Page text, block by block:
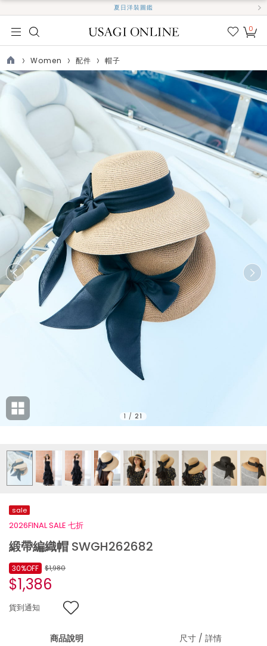
夏日洋裝圖鑑
我的
0
TOP
Women 配件 帽子
1 / 21
sale
2026FINAL SALE 七折
緞帶編織帽 SWGH262682
$1,980
$1,386
30%OFF
貨到通知
商品說明 尺寸 / 詳情